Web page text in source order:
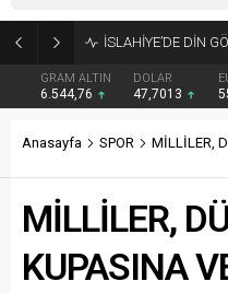
GRAM ALTIN
6.544,76
DOLAR
47,7013
Anasayfa SPOR MİLLİLER,
MİLLİLER,
KUPASINA